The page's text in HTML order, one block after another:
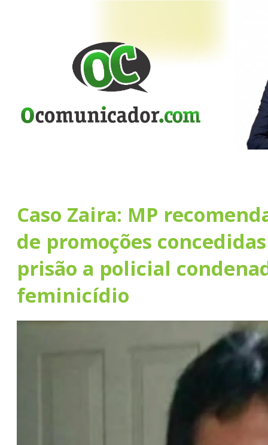
Caso Zaira: MP
de promoções
prisão a policial
feminicídio